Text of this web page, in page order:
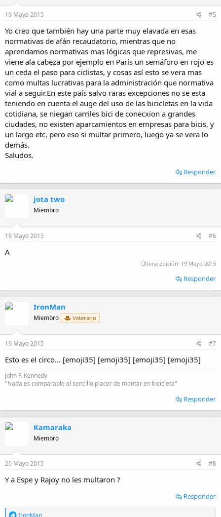
19 Mayo 2015 #5
Yo creo que también hay una parte muy elavada en esas
normativas de afán recaudatorio, mientras que no
aprendamos normativas mas lógicas que represivas, me
viene ala cabeza por ejemplo en París un semáforo en rojo es
un ceda el paso para ciclistas, y cosas así esto se vera mas
como multas lucrativas para la administración que normativa
vial a seguir.En este país salvo raras excepciones no se esta
teniendo en cuenta el auge del uso de las bicicletas en la vida
cotidiana, se niegan carriles bici de conecxion a grandes
ciudades, no existen aparcamientos en empresas para bicis, y
un largo etc, pero eso si multar primero, luego ya se vera lo
demás.
Saludos.
Responder
jota two
Miembro
19 Mayo 2015 #6
A
Última edición: 19 Mayo 2015
Responder
IronMan
Miembro Veterano
19 Mayo 2015 #7
Esto es el circo... [emoji35] [emoji35] [emoji35] [emoji35]
John F. Kennedy
"Nada es comparable al sencillo placer de montar en bicicleta"
Responder
Kamaraka
Miembro
20 Mayo 2015 #8
Y a Espe y Rajoy no les multaron ?
Responder
R
IronMan